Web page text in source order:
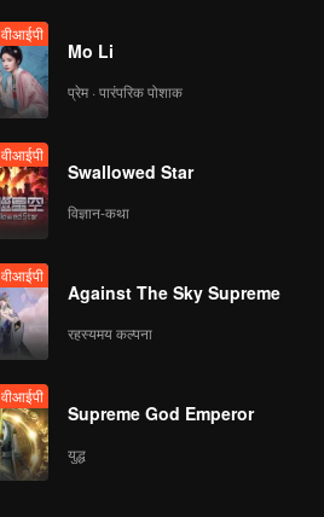
वीआईपी
Mo Li
प्रेम · पारंपरिक पोशाक
वीआईपी
Swallowed Star
विज्ञान-कथा
वीआईपी
Against The Sky Supreme
रहस्यमय कल्पना
वीआईपी
Supreme God Emperor
युद्ध